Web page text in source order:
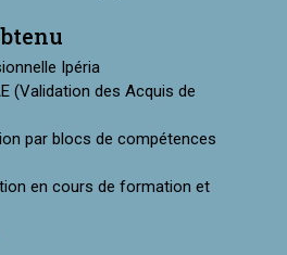
Ipéria
(Validation des Acquis de
par blocs de compétences
en cours de formation et